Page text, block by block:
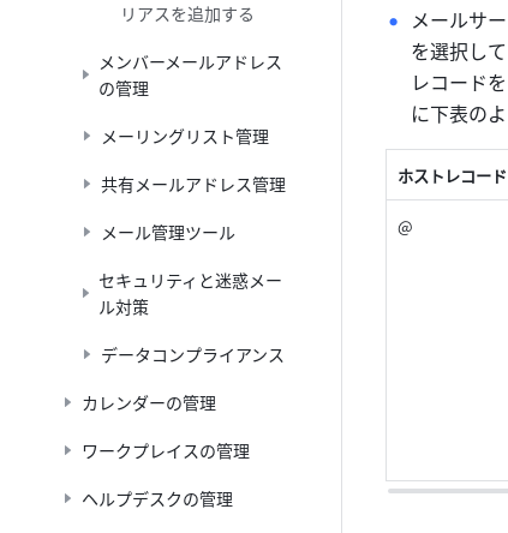
リアスを追加する
メンバーメールアドレス
の管理
メーリングリスト管理
共有メールアドレス管理
メール管理ツール
セキュリティと迷惑メー
ル対策
データコンプライアンス
カレンダーの管理
ワークプレイスの管理
ヘルプデスクの管理
メールサ
を選択し
レコード
に下表の
ホストレコード
@